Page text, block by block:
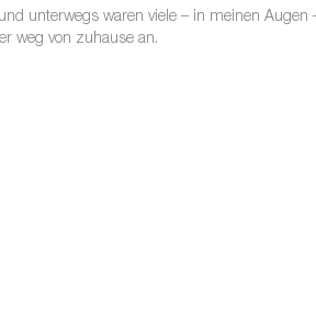
unterwegs waren viele – in meinen
weg von zuhause an.